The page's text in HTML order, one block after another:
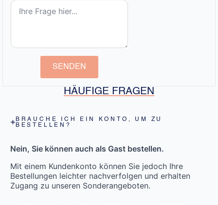
SENDEN
HÄUFIGE FRAGEN
BRAUCHE ICH EIN KONTO, UM ZU
BESTELLEN?
Nein, Sie können auch als Gast bestellen.
Mit einem Kundenkonto können Sie jedoch Ihre
Bestellungen leichter nachverfolgen und erhalten
Zugang zu unseren Sonderangeboten.